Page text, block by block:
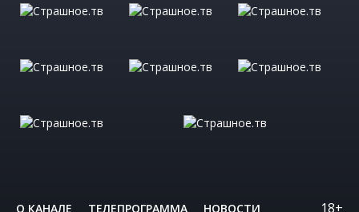
О КАНАЛЕ ТЕЛЕПРОГРАММА НОВОСТИ 18+